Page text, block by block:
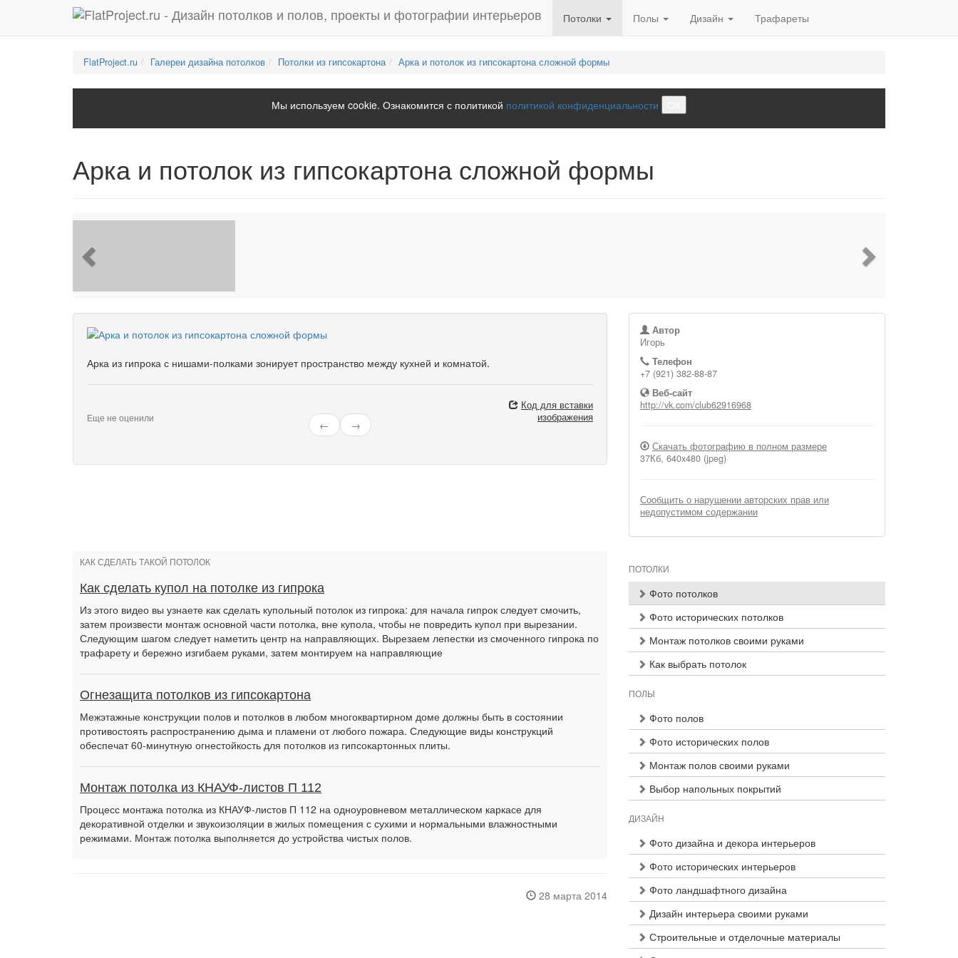
Потолки Полы Дизайн Трафареты
FlatProject.ru Галереи дизайна потолков Потолки из гипсокартона Арка и потолок из гипсокартона сложной формы
Мы используем cookie. Ознакомится с политикой политикой конфиденциальности
Арка и потолок из гипсокартона сложной формы
Арка из гипрока с нишами-полками зонирует пространство между кухней и комнатой.
Еще не оценили
← →
Код для вставки
изображения
Автор
Игорь
Телефон
+7 (921) 382-88-87
Веб-сайт
http://vk.com/club62916968
Скачать фотографию в полном размере
37Кб, 640x480 (jpeg)
Сообщить о нарушении авторских прав или
недопустимом содержании
КАК СДЕЛАТЬ ТАКОЙ ПОТОЛОК
Как сделать купол на потолке из гипрока
Из этого видео вы узнаете как сделать купольный потолок из гипрока: для начала гипрок следует смочить,
затем произвести монтаж основной части потолка, вне купола, чтобы не повредить купол при вырезании.
Следующим шагом следует наметить центр на направляющих. Вырезаем лепестки из смоченного гипрока по
трафарету и бережно изгибаем руками, затем монтируем на направляющие
Огнезащита потолков из гипсокартона
Межэтажные конструкции полов и потолков в любом многоквартирном доме должны быть в состоянии
противостоять распространению дыма и пламени от любого пожара. Следующие виды конструкций
обеспечат 60-минутную огнестойкость для потолков из гипсокартонных плиты.
Монтаж потолка из КНАУФ-листов П 112
Процесс монтажа потолка из КНАУФ-листов П 112 на одноуровневом металлическом каркасе для
декоративной отделки и звукоизоляции в жилых помещения с сухими и нормальными влажностными
режимами. Монтаж потолка выполняется до устройства чистых полов.
28 марта 2014
ПОТОЛКИ
Фото потолков
Фото исторических потолков
Монтаж потолков своими руками
Как выбрать потолок
ПОЛЫ
Фото полов
Фото исторических полов
Монтаж полов своими руками
Выбор напольных покрытий
ДИЗАЙН
Фото дизайна и декора интерьеров
Фото исторических интерьеров
Фото ландшафтного дизайна
Дизайн интерьера своими руками
Строительные и отделочные материалы